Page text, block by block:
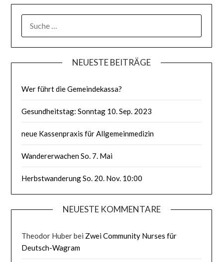
NACH:
NEUESTE BEITRÄGE
Wer führt die Gemeindekassa?
Gesundheitstag: Sonntag 10. Sep. 2023
neue Kassenpraxis für Allgemeinmedizin
Wandererwachen So. 7. Mai
Herbstwanderung So. 20. Nov. 10:00
NEUESTE KOMMENTARE
Theodor Huberbei Zwei Community Nurses für
Deutsch-Wagram